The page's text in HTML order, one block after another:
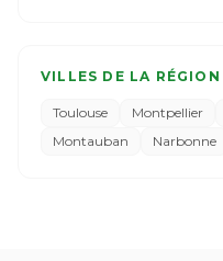
VILLES DE LA RÉGION
Toulouse Montpellier
Montauban
Narbonne